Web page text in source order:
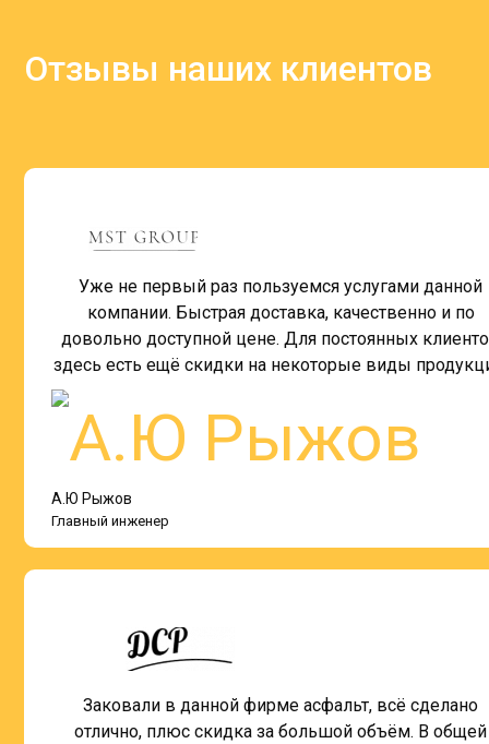
Отзывы наших клиентов
Уже не первый раз пользуемся услугами данной
компании. Быстрая доставка, качественно и по
довольно доступной цене. Для постоянных
здесь есть ещё скидки на некоторые виды
А.Ю Рыжов
Главный инженер
Заковали в данной фирме асфальт, всё сделано
отлично, плюс скидка за большой объём. В общей